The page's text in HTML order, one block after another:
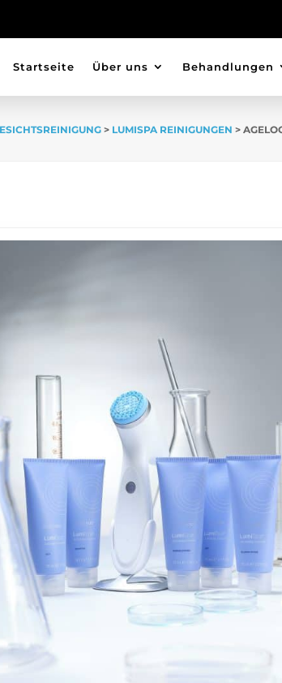
Startseite Über uns Behandlungen
> LUMISPA REINIGUNGEN >